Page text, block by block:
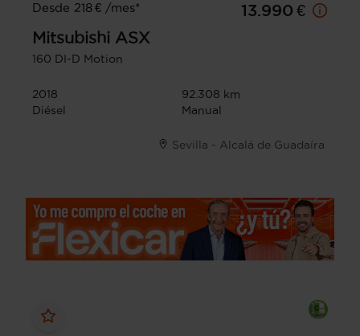
Desde 218 € /mes*
13.990 €
Mitsubishi ASX
160 DI-D Motion
2018
92.308 km
Diésel
Manual
Sevilla - Alcalá de Guadaíra